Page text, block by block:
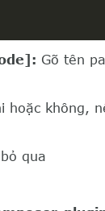
Gõ tên
hoặc không,
qua